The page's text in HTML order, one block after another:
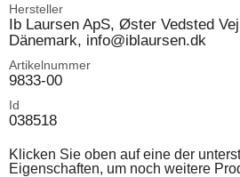
Hersteller
Ib Laursen ApS, Øster Vedsted
Dänemark, info@iblaursen.dk
Artikelnummer
9833-00
Id
038518
Klicken Sie oben auf eine der
Eigenschaften, um noch weitere